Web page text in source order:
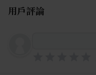
用戶評論